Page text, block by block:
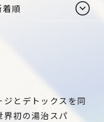
ジとデトックスを同
界初の湯治スパ